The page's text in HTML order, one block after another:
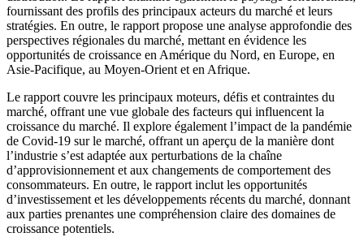
fournissant des profils des principaux acteurs du marché et leurs
stratégies. En outre, le rapport propose une analyse approfondie des
perspectives régionales du marché, mettant en évidence les
opportunités de croissance en Amérique du Nord, en Europe, en
Asie-Pacifique, au Moyen-Orient et en Afrique.
Le rapport couvre les principaux moteurs, défis et contraintes du
marché, offrant une vue globale des facteurs qui influencent la
croissance du marché. Il explore également l’impact de la pandémie
de Covid-19 sur le marché, offrant un aperçu de la manière dont
l’industrie s’est adaptée aux perturbations de la chaîne
d’approvisionnement et aux changements de comportement des
consommateurs. En outre, le rapport inclut les opportunités
d’investissement et les développements récents du marché, donnant
aux parties prenantes une compréhension claire des domaines de
croissance potentiels.